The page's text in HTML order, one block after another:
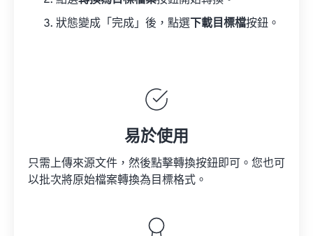
狀態變成「完成」後，點選 下載目標檔按鈕。
易於使用
只需上傳來源文件，然後點擊轉換按鈕即可。您也可
以批次將原始檔案轉換為目標格式。